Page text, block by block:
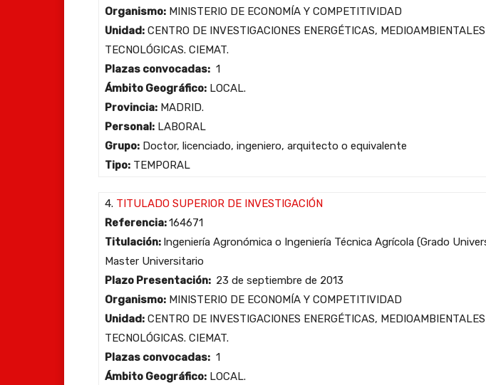
Organismo: MINISTERIO DE ECONOMÍA Y COMPETITIVIDAD
Unidad: CENTRO DE INVESTIGACIONES ENERGÉTICAS,
TECNOLÓGICAS. CIEMAT.
Plazas convocadas: 1
Ámbito Geográfico: LOCAL.
Provincia: MADRID.
Personal: LABORAL
Grupo: Doctor, licenciado, ingeniero, arquitecto o equivalente
Tipo: TEMPORAL
4. TITULADO SUPERIOR DE INVESTIGACIÓN
Referencia:164671
Titulación: Ingeniería Agronómica o Ingeniería Técnica Agrícola (Grado
Master Universitario
Plazo Presentación: 23 de septiembre de 2013
Organismo: MINISTERIO DE ECONOMÍA Y COMPETITIVIDAD
Unidad: CENTRO DE INVESTIGACIONES ENERGÉTICAS,
TECNOLÓGICAS. CIEMAT.
Plazas convocadas: 1
Ámbito Geográfico: LOCAL.